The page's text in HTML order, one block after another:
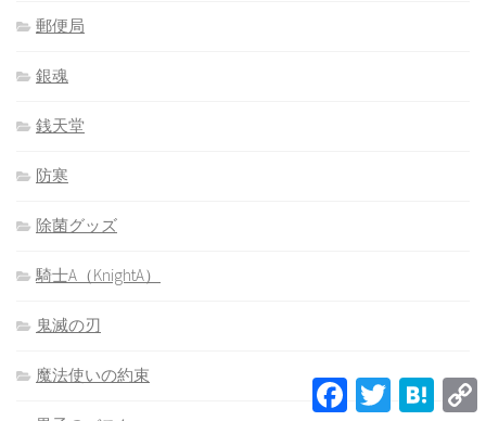
郵便局
銀魂
銭天堂
防寒
除菌グッズ
騎士A（KnightA）
鬼滅の刃
魔法使いの約束
FacebookTwitter Hatena